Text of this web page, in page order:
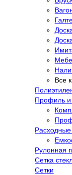
Все
Профиль
Рулонная
Сетка
Сетки